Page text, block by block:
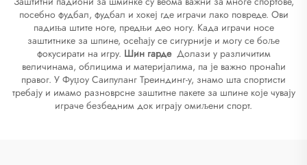
посебно фудбал, фудбал и хокеј где играчи лако повреде. Ови
падиња штите ноге, предњи део ногу. Када играчи носе
заштитнике за шпине, осећају се сигурније и могу се боље
фокусирати на игру. Шин гарде Долази у различитим
величинама, облицима и материјалима, па је важно пронаћи
правог. У Фуџоу Саипуланг Треиндинг-у, знамо шта спортисти
требају и имамо разноврсне заштитне пакете за шпине које чувају
играче безбедним док играју омиљени спорт.